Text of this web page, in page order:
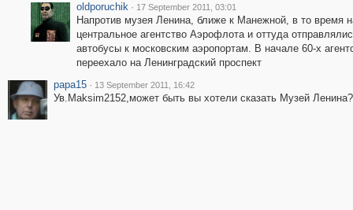
oldporuchik · 17 September 2011, 03:01
Напротив музея Ленина, ближе к Манежной, в то время
центральное агентство Аэрофлота и оттуда
автобусы к московским аэропортам. В начале 60-х
переехало на Ленинградский проспект
papa15 · 13 September 2011, 16:42
Ув.Maksim2152,может быть вы хотели сказать Музей Ленина?